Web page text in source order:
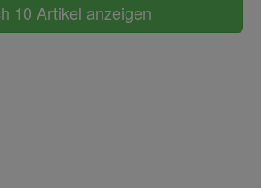
10 Artikel anzeigen